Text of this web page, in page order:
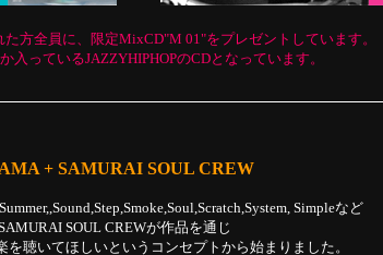
方全員に、限定MixCD"M 01"をプレゼントしています。
っているJAZZYHIPHOPのCDとなっています。
+ SAMURAI SOUL CREW
Simpleなど
SOUL CREWが作品を通じ
を聴いてほしいというコンセプトから始まりました。